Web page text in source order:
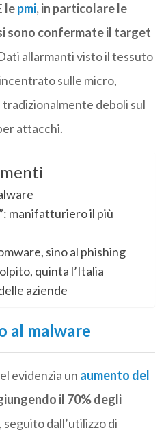
lepmi, in particolare le
sono confermate il target
allarmanti visto il tessuto
sulle micro,
deboli sul
attacchi.
manifatturiero il più
sino al phishing
quinta l’Italia
aziende
al malware
evidenzia un aumento del
il 70% degli
seguito dall’utilizzo di